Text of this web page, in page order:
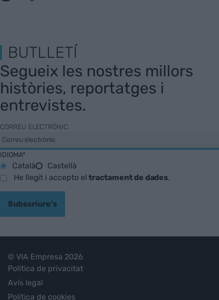
BUTLLETÍ
Segueix les nostres millors
històries, reportatges i
entrevistes.
CORREU ELECTRÒNIC
IDIOMA*
Català
Castellà
He llegit i accepto eltractament de dades.
Subscriure's
© VIA Empresa 2026
Política de privacitat
Avís legal
Política de cookies